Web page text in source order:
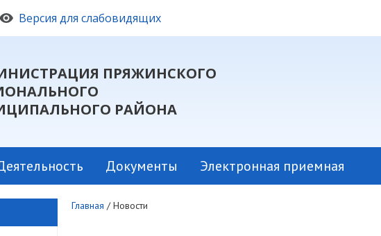
Версия для слабовидящих
ПРЯЖИНСКОГО
РАЙОНА
Документы Электронная приемная
Главная /Новости